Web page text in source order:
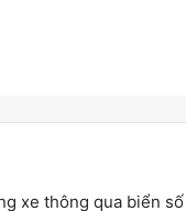
xe thông qua biển số